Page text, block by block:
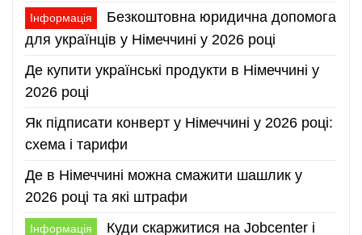
Інформація
Безкоштовна юридична допомога
для українців у Німеччині у 2026 році
Де купити українські продукти в Німеччині у
2026 році
Як підписати конверт у Німеччині у 2026 році:
схема і тарифи
Де в Німеччині можна смажити шашлик у
2026 році та які штрафи
Інформація Куди скаржитися на Jobcenter і